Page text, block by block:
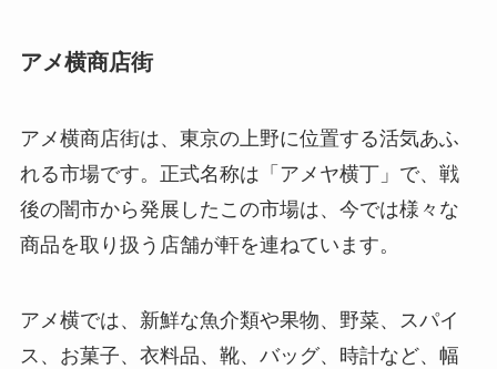
アメ横商店街
アメ横商店街は、東京の上野に位置する活気あふ
れる市場です。正式名称は「アメヤ横丁」で、戦
後の闇市から発展したこの市場は、今では様々な
商品を取り扱う店舗が軒を連ねています。
アメ横では、新鮮な魚介類や果物、野菜、スパイ
ス、お菓子、衣料品、靴、バッグ、時計など、幅